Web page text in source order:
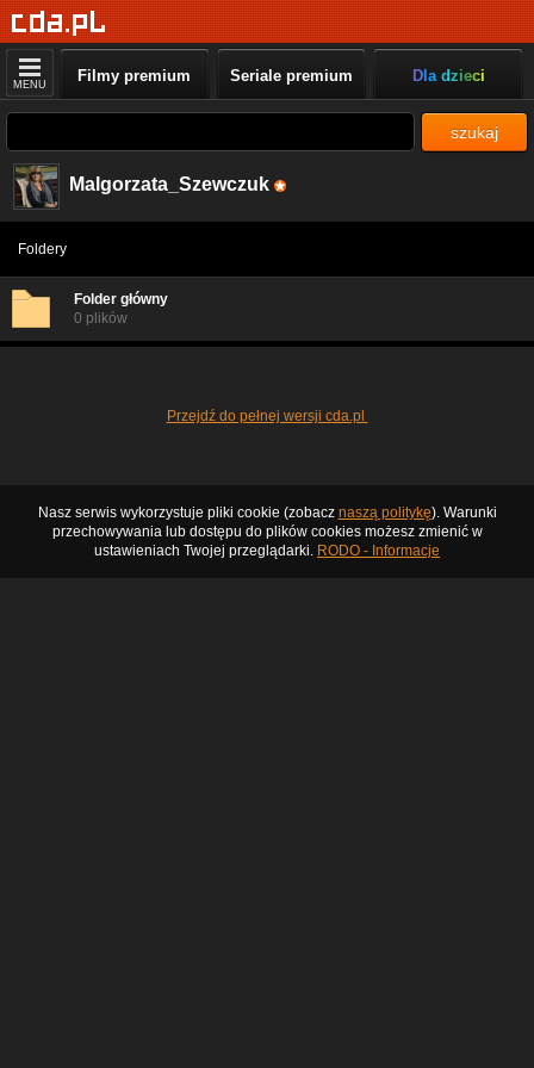
MENU Filmy premium Seriale premium Dla dzieci
szukaj
Malgorzata_Szewczuk
Foldery
Folder główny
0 plików
Przejdź do pełnej wersji cda.pl
Nasz serwis wykorzystuje pliki cookie (zobacz naszą politykę). Warunki
przechowywania lub dostępu do plików cookies możesz zmienić w
ustawieniach Twojej przeglądarki. RODO - Informacje